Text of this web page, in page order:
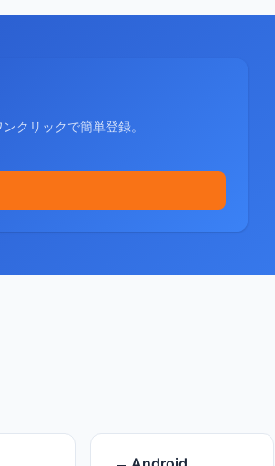
クリックで簡単登録。